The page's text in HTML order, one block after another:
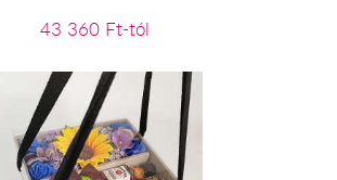
43 360 Ft-tól